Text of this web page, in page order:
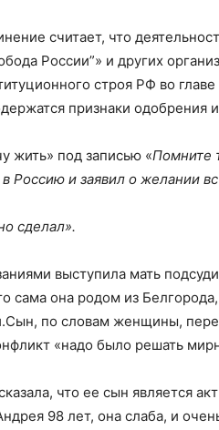
считает, что
России”» и других
строя РФ во
признаки одобрения
жить» под записью «Помните
в Россию и заявил о желании
сделал».
выступила мать
сама она родом из
по словам женщины,
«надо было решать
что ее сын является
98 лет, она слаба, и